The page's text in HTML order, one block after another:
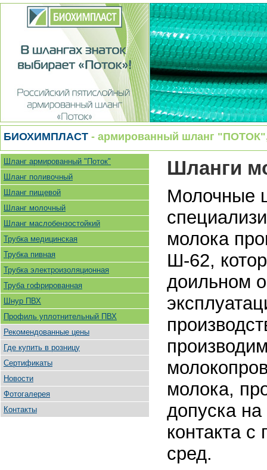
БИОХИМПЛАСТ - армированный шланг
Шланг армированный "Поток"
Шланг поливочный
Шланг пищевой
Шланг молочный
Шланг маслобензостойкий
Трубка медицинская
Трубка пивная
Трубка электроизоляционная
Труба гофрированная
Шнур ПВХ
Профиль уплотнительный ПВХ
Рекомендованные цены
Где купить в розницу
Сертификаты
Новости
Фотогалерея
Контакты
Шланги
Молочные
молока
Ш-62,
доильном
молока,
допуска
контакта
сред.